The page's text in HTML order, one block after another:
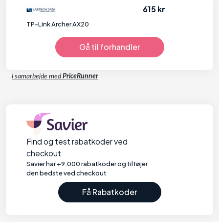
TP-Link Archer AX20
615 kr
Gå til forhandler
i samarbejde med PriceRunner
Find og test rabatkoder ved
checkout
Savier har +9.000 rabatkoder og tilføjer
den bedste ved checkout
Få Rabatkoder